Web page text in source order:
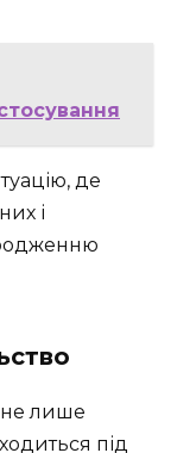
де
і
не лише
під